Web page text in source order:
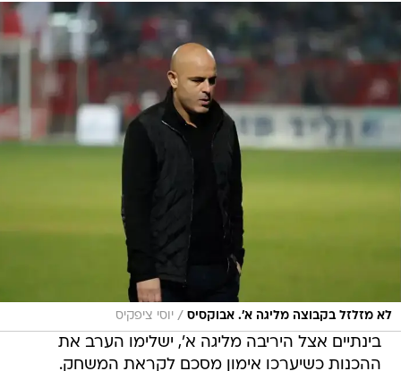
לא מזלזל בקבוצה מליגה א'. אבוקסיס / יוסי ציפקיס
בינתיים אצל היריבה מליגה א', ישלימו הערב את
ההכנות כשיערכו אימון מסכם לקראת המשחק.